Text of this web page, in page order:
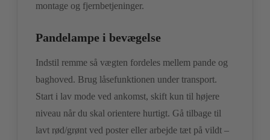
montage og fjernbetjeninger.
Pandelampe i bevægelse
Indstil remme så vægten fordeles mellem pande og
baghoved. Brug låsefunktionen under transport.
Start i lav mode ved ankomst, skift kun til højere
niveau når du skal orientere hurtigt. Gå tilbage til
lavt rød/grønt ved poster eller arbejde tæt på vildt –